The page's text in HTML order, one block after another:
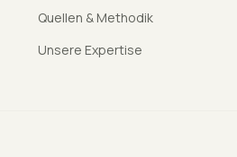
Quellen & Methodik
Unsere Expertise